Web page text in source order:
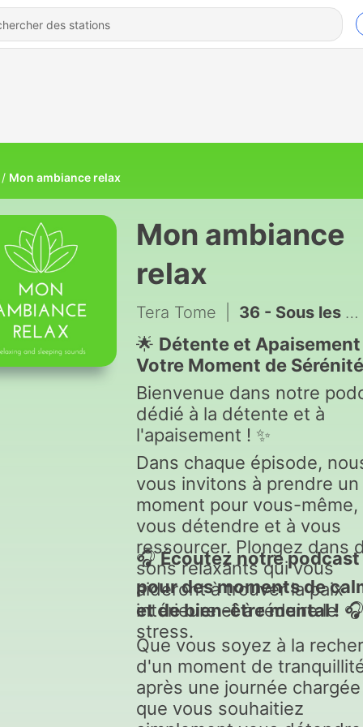
Mon ambiance relax
Mon ambiance
relax
Tera Tome 36 - Sous les Aurores : Musique d’Hiver et Régénération
🌟 Détente et Apaisement
Votre Moment de
Bienvenue dans notre
dédié à la détente et à
l'apaisement ! ✨
Dans chaque épisode,
vous invitons à prendre un
moment pour vous-même,
vous détendre et à vous
ressourcer. Plongez dans
sons relaxants qui vous
aideront à trouver la paix
intérieure et à réduire le
stress.
🎧Écoutez notre podcast
pour des moments de
et de bien-être mental ! 🎧
Que vous soyez à la
d'un moment de
après une journée
que vous souhaitiez